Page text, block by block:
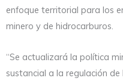
enfoque territorial para los
minero y de hidrocarburos.
“Se actualizará la política
sustancial a la regulación